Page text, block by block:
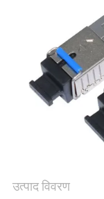
साइटमैप
उत्पाद विवरण